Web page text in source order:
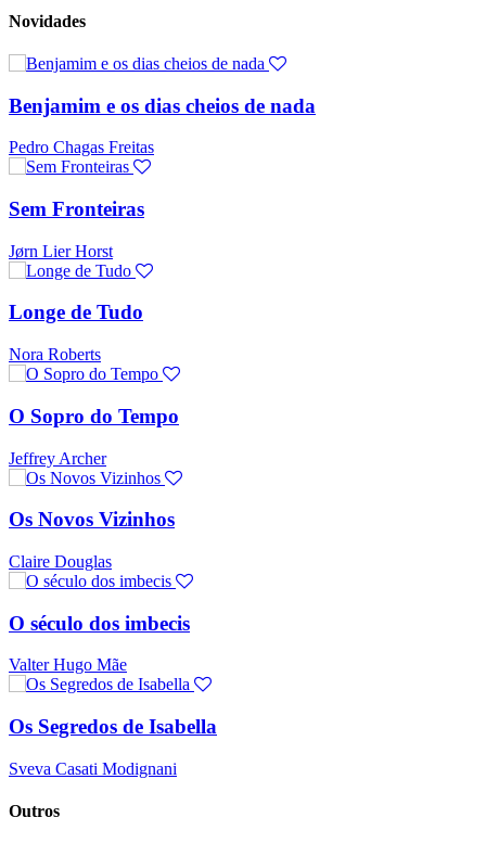
Novidades
Benjamim e os dias cheios de nada
Pedro Chagas Freitas
Sem Fronteiras
Jørn Lier Horst
Longe de Tudo
Nora Roberts
O Sopro do Tempo
Jeffrey Archer
Os Novos Vizinhos
Claire Douglas
O século dos imbecis
Valter Hugo Mãe
Os Segredos de Isabella
Sveva Casati Modignani
Outros